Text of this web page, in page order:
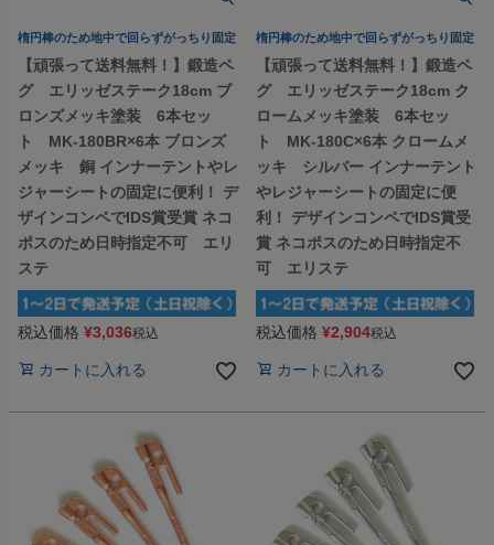
楕円棒のため地中で回らずがっちり固定
【頑張って送料無料！】鍛造ペ
グ エリッゼステーク18cm ブ
ロンズメッキ塗装 6本セッ
ト MK-180BR×6本 ブロンズ
メッキ 銅 インナーテントやレ
ジャーシートの固定に便利！ デ
ザインコンペでIDS賞受賞 ネコ
ポスのため日時指定不可 エリ
ステ
税込価格 ¥3,036税込
カートに入れる
楕円棒のため地中で回らずがっちり固定
【頑張って送料無料！】鍛造ペ
グ エリッゼステーク18cm ク
ロームメッキ塗装 6本セッ
ト MK-180C×6本 クロームメ
ッキ シルバー インナーテント
やレジャーシートの固定に便
利！ デザインコンペでIDS賞受
賞 ネコポスのため日時指定不
可 エリステ
税込価格 ¥2,904税込
カートに入れる